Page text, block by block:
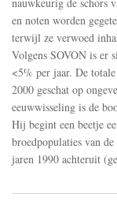
en noten worden
terwijl ze verwoed
Volgens SOVON is er
<5% per jaar. De
2000 geschat op
eeuwwisseling is de
Hij begint een beetje
broedpopulaties van
jaren 1990 achteruit